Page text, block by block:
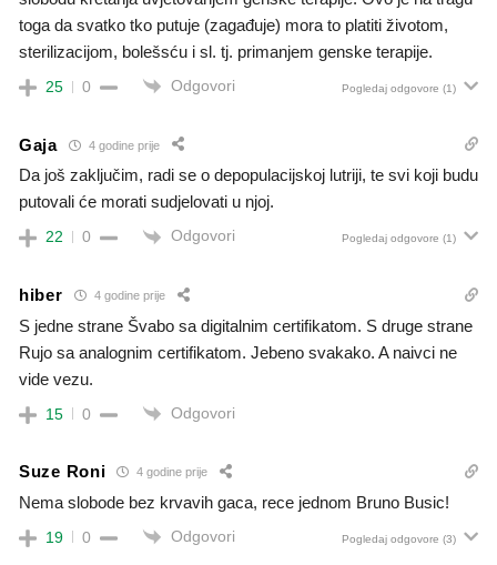
toga da svatko tko putuje (zagađuje) mora to platiti životom,
sterilizacijom, bolešsću i sl. tj. primanjem genske terapije.
25 0 Odgovori Pogledaj odgovore (1)
Gaja 4 godine prije
Da još zaključim, radi se o depopulacijskoj lutriji, te svi koji budu
putovali će morati sudjelovati u njoj.
22 0 Odgovori Pogledaj odgovore (1)
hiber 4 godine prije
S jedne strane Švabo sa digitalnim certifikatom. S druge strane
Rujo sa analognim certifikatom. Jebeno svakako. A naivci ne
vide vezu.
15 0 Odgovori
Suze Roni 4 godine prije
Nema slobode bez krvavih gaca, rece jednom Bruno Busic!
19 0 Odgovori Pogledaj odgovore (3)